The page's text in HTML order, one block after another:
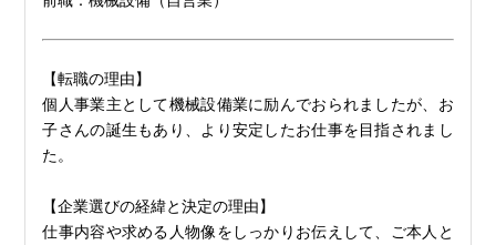
【転職の理由】
個人事業主として機械設備業に励んでおられましたが、お
子さんの誕生もあり、より安定したお仕事を目指されまし
た。
【企業選びの経緯と決定の理由】
仕事内容や求める人物像をしっかりお伝えして、ご本人と